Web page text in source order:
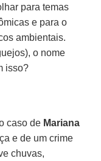
para temas
e para o
ambientais.
o nome
isso?
caso de Mariana
e de um crime
chuvas,